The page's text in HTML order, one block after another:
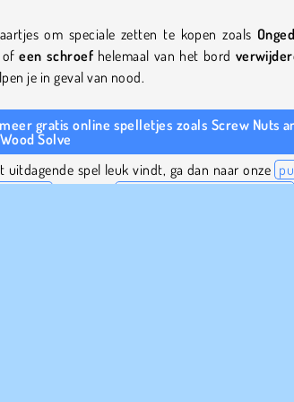
om speciale zetten te kopen zoals
ofeen schroef helemaal van het bord
je in geval van nood.
gratis online spelletjes zoals Screw Nuts
Solve
uitdagende spel leuk vindt, ga dan naar onze